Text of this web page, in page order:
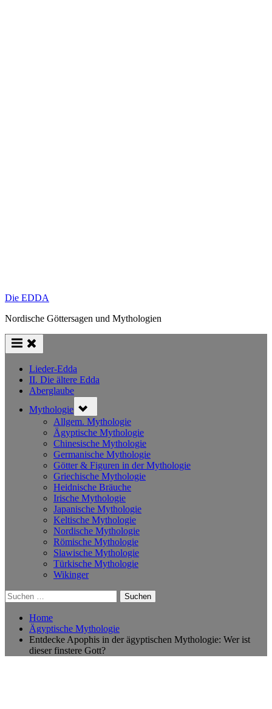
Die EDDA
Nordische Göttersagen und Mythologien
Lieder-Edda
II. Die ältere Edda
Aberglaube
Mythologie sub-
menu
Allgem. Mythologie
Ägyptische Mythologie
Chinesische Mythologie
Germanische Mythologie
Götter & Figuren in der Mythologie
Griechische Mythologie
Heidnische Bräuche
Irische Mythologie
Japanische Mythologie
Keltische Mythologie
Nordische Mythologie
Römische Mythologie
Slawische Mythologie
Türkische Mythologie
Wikinger
Suchen
nach:
Home
Ägyptische Mythologie
Entdecke Apophis in der ägyptischen Mythologie: Wer ist
dieser finstere Gott?